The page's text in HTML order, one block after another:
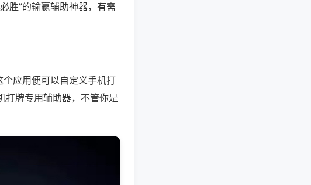
胜”的输赢辅助神器，有需
应用便可以自定义手机打
打牌专用辅助器，不管你是